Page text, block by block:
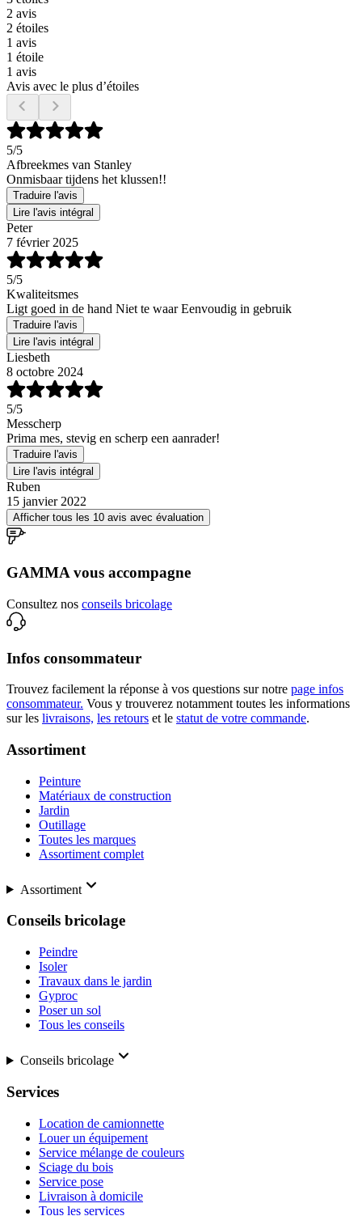
2 avis
2 étoiles
1 avis
1 étoile
1 avis
Avis avec le plus d’étoiles
5/5
Afbreekmes van Stanley
Onmisbaar tijdens het klussen!!
Traduire l'avis
Lire l'avis intégral
Peter
7 février 2025
5/5
Kwaliteitsmes
Ligt goed in de hand Niet te waar Eenvoudig in gebruik
Traduire l'avis
Lire l'avis intégral
Liesbeth
8 octobre 2024
5/5
Messcherp
Prima mes, stevig en scherp een aanrader!
Traduire l'avis
Lire l'avis intégral
Ruben
15 janvier 2022
Afficher tous les 10 avis avec évaluation
GAMMA vous accompagne
Consultez nos conseils bricolage
Infos consommateur
Trouvez facilement la réponse à vos questions sur notre page infos
consommateur. Vous y trouverez notamment toutes les informations
sur les livraisons, les retours et le statut de votre commande.
Assortiment
Peinture
Matériaux de construction
Jardin
Outillage
Toutes les marques
Assortiment complet
Assortiment
Conseils bricolage
Peindre
Isoler
Travaux dans le jardin
Gyproc
Poser un sol
Tous les conseils
Conseils bricolage
Services
Location de camionnette
Louer un équipement
Service mélange de couleurs
Sciage du bois
Service pose
Livraison à domicile
Tous les services